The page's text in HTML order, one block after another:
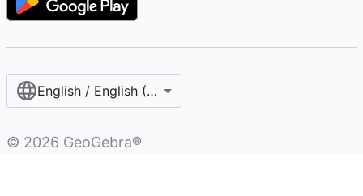
English / English (United States)
© 2026 GeoGebra®